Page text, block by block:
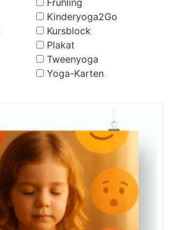
Kinderyoga2Go
Kursblock
Plakat
Tweenyoga
Yoga-Karten